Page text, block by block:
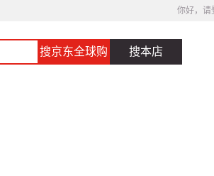
你好，请
搜京东全球购 搜本店